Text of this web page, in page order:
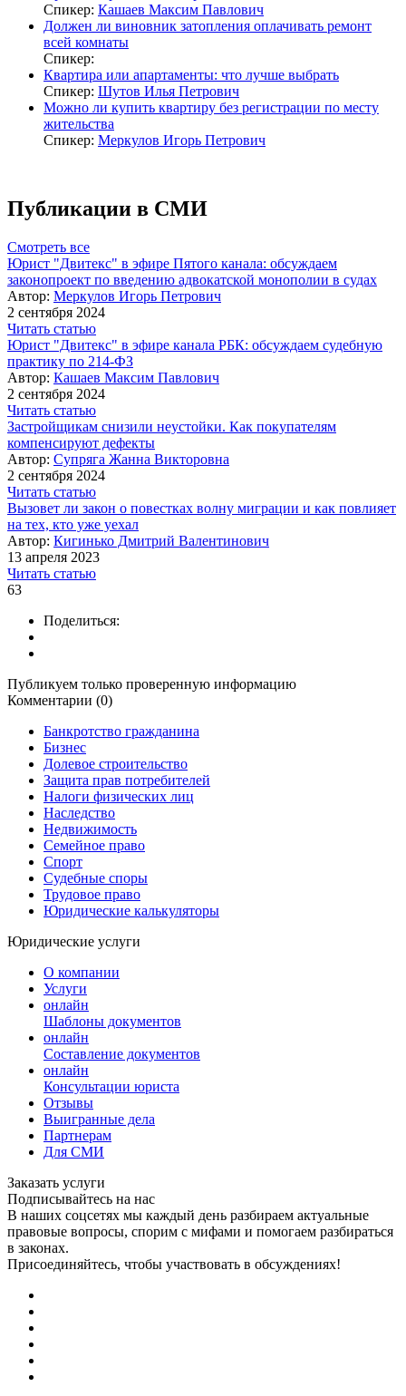
Спикер: Кашаев Максим Павлович
Должен ли виновник затопления оплачивать ремонт
всей комнаты
Спикер:
Квартира или апартаменты: что лучше выбрать
Спикер: Шутов Илья Петрович
Можно ли купить квартиру без регистрации по месту
жительства
Спикер: Меркулов Игорь Петрович
Публикации в СМИ
Смотреть все
Юрист "Двитекс" в эфире Пятого канала: обсуждаем
законопроект по введению адвокатской монополии в судах
Автор: Меркулов Игорь Петрович
2 сентября 2024
Читать статью
Юрист "Двитекс" в эфире канала РБК: обсуждаем судебную
практику по 214-ФЗ
Автор: Кашаев Максим Павлович
2 сентября 2024
Читать статью
Застройщикам снизили неустойки. Как покупателям
компенсируют дефекты
Автор: Супряга Жанна Викторовна
2 сентября 2024
Читать статью
Вызовет ли закон о повестках волну миграции и как повлияет
на тех, кто уже уехал
Автор: Кигинько Дмитрий Валентинович
13 апреля 2023
Читать статью
63
Поделиться:
Публикуем только проверенную информацию
Комментарии (0)
Банкротство гражданина
Бизнес
Долевое строительство
Защита прав потребителей
Налоги физических лиц
Наследство
Недвижимость
Семейное право
Спорт
Судебные споры
Трудовое право
Юридические калькуляторы
Юридические услуги
О компании
Услуги
онлайн
Шаблоны документов
онлайн
Составление документов
онлайн
Консультации юриста
Отзывы
Выигранные дела
Партнерам
Для СМИ
Заказать услуги
Подписывайтесь на нас
В наших соцсетях мы каждый день разбираем актуальные
правовые вопросы, спорим с мифами и помогаем разбираться
в законах.
Присоединяйтесь, чтобы участвовать в обсуждениях!